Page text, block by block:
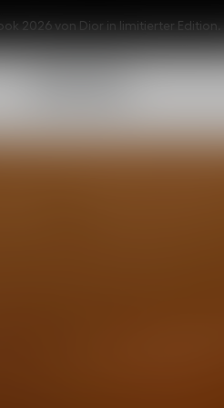
2026 von Dior in limitierter Edition.